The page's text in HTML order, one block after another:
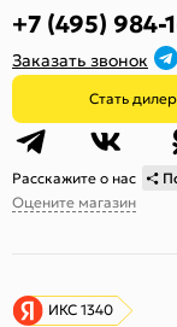
+7 (495) 984-
Заказать звонок
Стать
Расскажите о нас
Оцените магазин
ИКС 1340